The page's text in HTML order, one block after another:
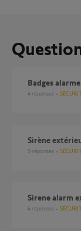
Badges
4 réponses
Sirène
9 réponses
Sirene alarm
4 réponses